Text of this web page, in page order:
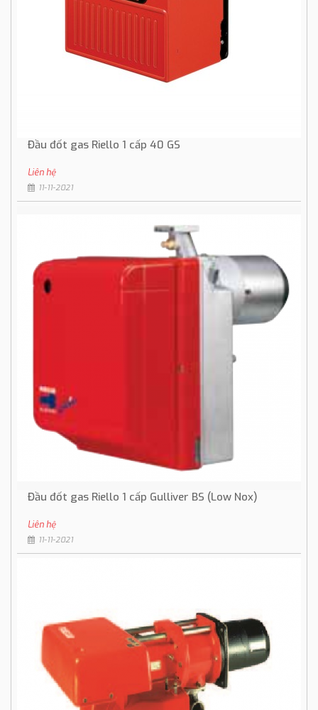
Đầu đốt gas Riello 1 cấp 40 GS
Liên hệ
11-11-2021
Đầu đốt gas Riello 1 cấp Gulliver BS (Low Nox)
Liên hệ
11-11-2021